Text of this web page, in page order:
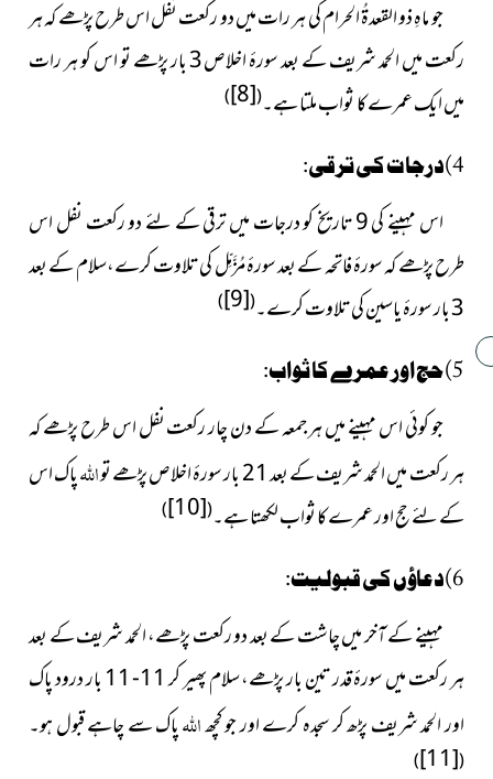
جو ماہِ ذو القعدۃُ الحرام کی ہر رات میں دو رکعت نفل اس طرح پڑھے کہ ہر
رکعت میں الحمد شریف کے بعد سورۂ اخلاص 3 بار پڑھے تو اس کو ہر رات
میں ایک عمرے کا ثواب ملتا ہے۔(
[8]
)
4)درجات کی ترقی:
اس مہینے کی 9 تاریخ کو درجات میں ترقی کے لئے دو رکعت نفل اس
طرح پڑھے کہ سورۂ فاتحہ کے بعد سورۂ مُزَّمِّل کی تلاوت کرے،سلام کے بعد
3 بار سورۂ یاسین کی تلاوت کرے۔
(
[9]
)
5)حج اور عمرے کا ثواب:
جو کوئی اس مہینے میں ہر جمعہ کے دن چار رکعت نفل اس طرح پڑھے کہ
ہر رکعت میں الحمد شریف کے بعد 21 بار سورۂ اخلاص پڑھے تو
اللہپاک اس
کے لئے حج اور عمرے کا ثواب لکھتا ہے۔(
[10]
)
6)دعاؤں کی قبولیت:
مہینے کے آخر میں چاشت کے بعد دو رکعت پڑھے، الحمد شریف کے بعد
ہر رکعت میں سورۂ قدر تین بار پڑھے، سلام پھیر کر 11- 11 بار درود پاک
اور الحمد شریف پڑھ کر سجدہ کرے اور جو کچھاللہپاک سے چاہے قبول ہو۔
(
[11]
)